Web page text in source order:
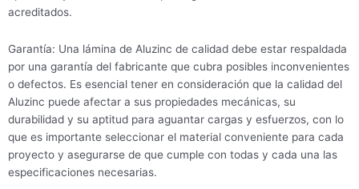
acreditados.
Garantía: Una lámina de Aluzinc de calidad debe estar respaldada
por una garantía del fabricante que cubra posibles inconvenientes
o defectos. Es esencial tener en consideración que la calidad del
Aluzinc puede afectar a sus propiedades mecánicas, su
durabilidad y su aptitud para aguantar cargas y esfuerzos, con lo
que es importante seleccionar el material conveniente para cada
proyecto y asegurarse de que cumple con todas y cada una las
especificaciones necesarias.